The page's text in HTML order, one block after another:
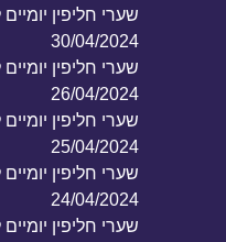
שערי חליפין
30/04/2024
שערי חליפין
26/04/2024
שערי חליפין
25/04/2024
שערי חליפין
24/04/2024
שערי חליפין